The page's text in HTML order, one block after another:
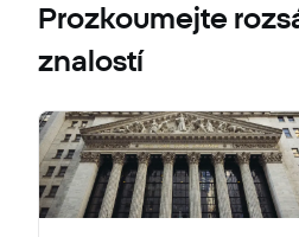
Prozkoumejte
znalostí